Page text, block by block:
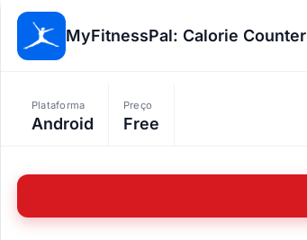
MyFitnessPal: Calorie Counter
Plataforma
Android
Preço
Free